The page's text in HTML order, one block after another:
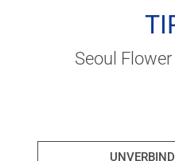
Seoul